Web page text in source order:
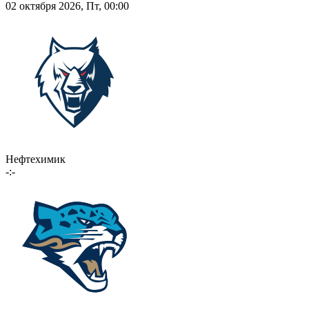
02 октября 2026, Пт, 00:00
Нефтехимик
-:-